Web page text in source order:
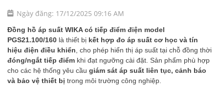
Ngày đăng: 17/12/2025 09:16 AM
Đồng hồ áp suất WIKA có tiếp điểm điện model
PGS21.100/160 là thiết bị kết hợp đo áp suất cơ học và tín
hiệu điện điều khiển , cho phép hiển thị áp suất tại chỗ đồng thời
đóng/ngắt tiếp điểm khi đạt ngưỡng cài đặt. Sản phẩm phù hợp
cho các hệ thống yêu cầu giám sát áp suất liên tục, cảnh báo
và bảo vệ thiết bị trong môi trường công nghiệp.